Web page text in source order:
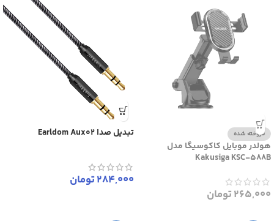
فروخته شده
هولدر موبایل کاکوسیگا مدل
Kakusiga KSC-588B
265,000تومان
تبدیل صدا Earldom Aux02
284,000تومان